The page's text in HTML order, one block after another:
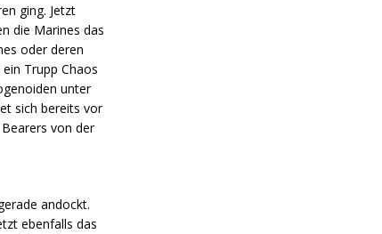
ging. Jetzt
die Marines das
oder deren
Trupp Chaos
unter
sich bereits vor
von der
andockt.
ebenfalls das